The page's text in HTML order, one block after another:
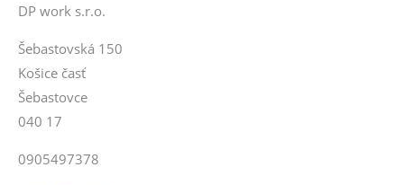
DP work s.r.o.
Šebastovská 150
Košice časť
Šebastovce
040 17
0905497378